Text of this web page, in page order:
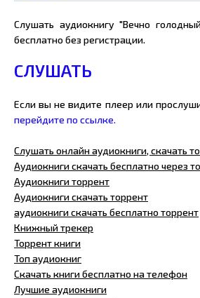
Слушать аудиокнигу "Вечно
бесплатно без регистрации.
СЛУШАТЬ
Если вы не видите плеер или
перейдите по ссылке.
Слушать онлайн аудиокниги, скачать
Аудиокниги скачать бесплатно через
Аудиокниги торрент
Аудиокниги скачать торрент
аудиокниги скачать бесплатно торрент
Книжный трекер
Торрент книги
Топ аудиокниг
Скачать книги бесплатно на телефон
Лучшие аудиокниги